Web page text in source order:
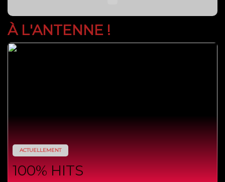
À L'ANTENNE !
ACTUELLEMENT
100% HITS